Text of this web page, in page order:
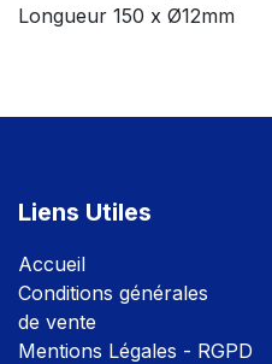
Longueur 150 x Ø12mm
Liens Utiles
Accueil
Conditions générales
de vente
Mentions Légales - RGPD